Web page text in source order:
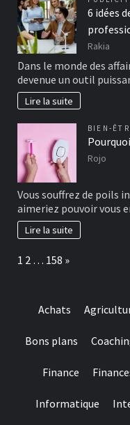
6 idées
Rakia
Dans le monde des
devenue un outil
Lire la suite
BIEN-
Rojo
Vous souffrez de poils
aimeriez pouvoir vous
Lire la suite
Page:
1 2 … 158 Next
»
Achats
Bons plans
Finance
Informatique